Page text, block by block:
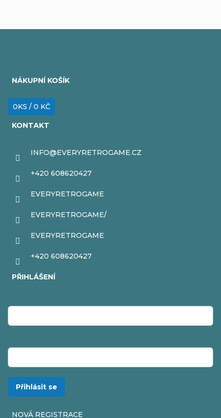
NÁKUPNÍ KOŠÍK
0KS / 0 KČ
KONTAKT
INFO@EVERYRETROGAME.CZ
+420 608620427
EVERYRETROGAME
EVERYRETROGAME/
EVERYRETROGAME
+420 608620427
PŘIHLÁŠENÍ
Přihlásit se
NOVÁ REGISTRACE